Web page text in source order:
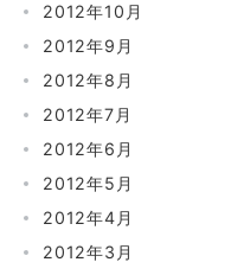
2012年10月
2012年9月
2012年8月
2012年7月
2012年6月
2012年5月
2012年4月
2012年3月